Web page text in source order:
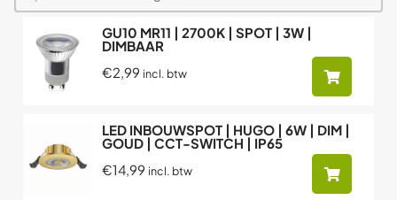
GU10 MR11 | 2700K | SPOT | 3W |
DIMBAAR
€2,99 incl. btw
LED INBOUWSPOT | HUGO | 6W | DIM |
GOUD | CCT-SWITCH | IP65
€14,99 incl. btw